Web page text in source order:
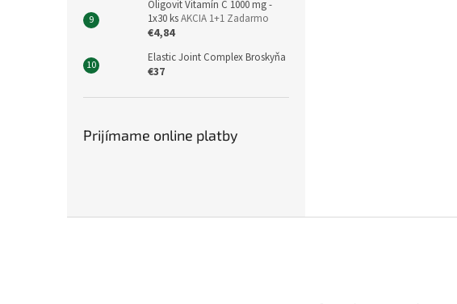
Oligovit Vitamín C 1000 mg -
1x30 ksAKCIA 1+1 Zadarmo
€4,84
Elastic Joint Complex Broskyňa
€37
Prijímame online platby